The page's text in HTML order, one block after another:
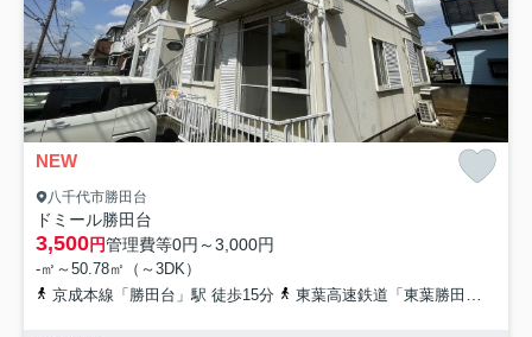
NEW
八千代市勝田台
ドミール勝田台
3,500円管理費等0円～3,000円
-㎡～50.78㎡（～3DK）
京成本線「勝田台」駅 徒歩15分
東葉高速鉄道「東葉勝田台」駅 徒歩15分